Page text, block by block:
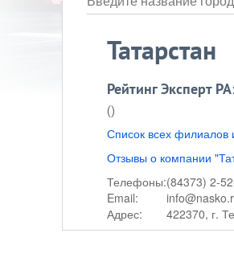
Татарстан
Рейтинг Эксперт
()
Список всех
Отзывы о компании
Телефоны:(84373) 2-
Email:
Адрес:
422370, г.